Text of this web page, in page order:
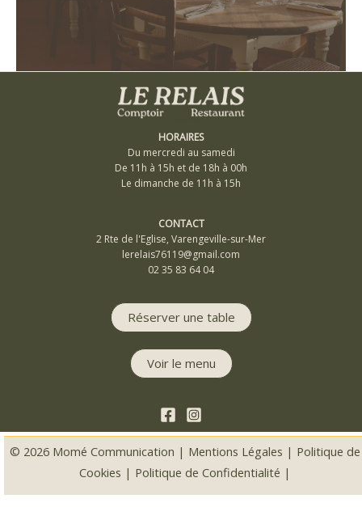
HORAIRES
Du mercredi au samedi
De 11h à 15h et de 18h à 00h
Le dimanche de 11h à 15h
CONTACT
2 Rte de l'Eglise, Varengeville-sur-Mer
lerelais76119@gmail.com
02 35 83 64 04
Réserver une table
Voir le menu
© 2026 Momé Communication | Mentions Légales | Politique de
Cookies | Politique de Confidentialité |